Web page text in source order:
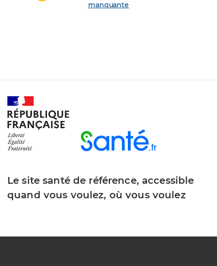
manquante
Le site santé de référence, accessible
quand vous voulez, où vous voulez